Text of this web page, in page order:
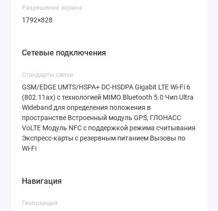
Разрешение экрана
1792×828
Сетевые подключения
Стандарты связи
GSM/EDGE UMTS/HSPA+ DC‑HSDPA Gigabit LTE Wi‑Fi 6
(802.11ax) с технологией MIMO Bluetooth 5.0 Чип Ultra
Wideband для определения положения в
пространстве Встроенный модуль GPS, ГЛОНАСС
VoLTE Модуль NFC с поддержкой режима считывания
Экспресс‑карты с резервным питанием Вызовы по
Wi‑Fi
Навигация
Геопозиция